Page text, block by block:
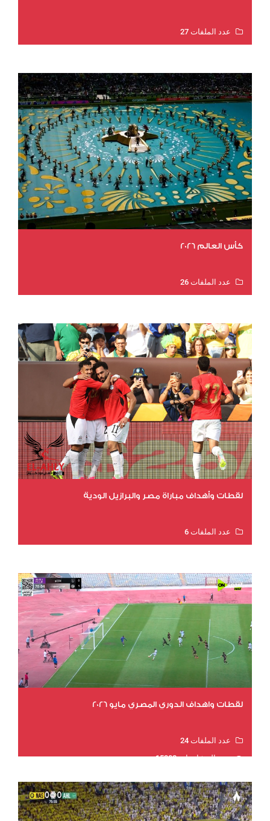
عدد الملفات 27
كأس العالم 2026
عدد الملفات 26
لقطات وأهداف مباراة مصر والبرازيل الودية
عدد الملفات 6
لقطات واهداف الدوري المصري مايو 2026
عدد الملفات 24
عدد المشاهدات 15202